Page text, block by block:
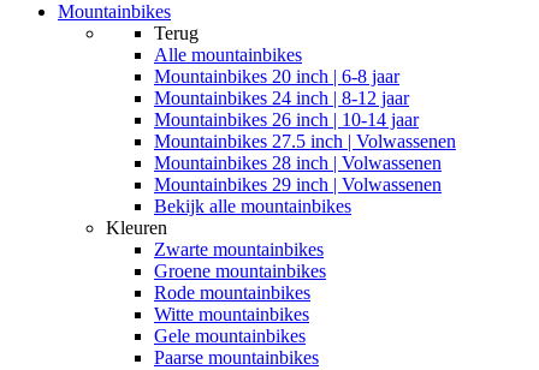
Mountainbikes
Terug
Alle mountainbikes
Mountainbikes 20 inch | 6-8 jaar
Mountainbikes 24 inch | 8-12 jaar
Mountainbikes 26 inch | 10-14 jaar
Mountainbikes 27.5 inch | Volwassenen
Mountainbikes 28 inch | Volwassenen
Mountainbikes 29 inch | Volwassenen
Bekijk alle mountainbikes
Kleuren
Zwarte mountainbikes
Groene mountainbikes
Rode mountainbikes
Witte mountainbikes
Gele mountainbikes
Paarse mountainbikes